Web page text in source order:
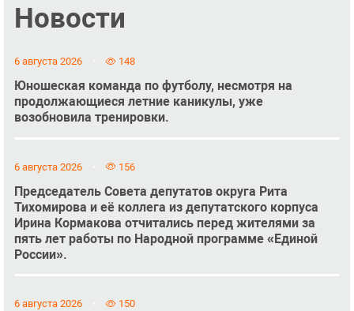
Новости
6 августа 2026 148
Юношеская команда по футболу, несмотря на
продолжающиеся летние каникулы, уже
возобновила тренировки.
6 августа 2026 156
Председатель Совета депутатов округа Рита
Тихомирова и её коллега из депутатского корпуса
Ирина Кормакова отчитались перед жителями за
пять лет работы по Народной программе «Единой
России».
6 августа 2026 150